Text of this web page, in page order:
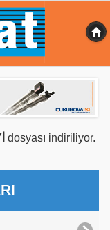
dosyası indiriliyor.